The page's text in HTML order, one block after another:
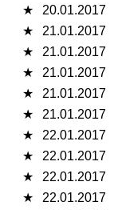
★
20.01.2017
★
21.01.2017
★
21.01.2017
★
21.01.2017
★
21.01.2017
★
21.01.2017
★
22.01.2017
★
22.01.2017
★
22.01.2017
★
22.01.2017